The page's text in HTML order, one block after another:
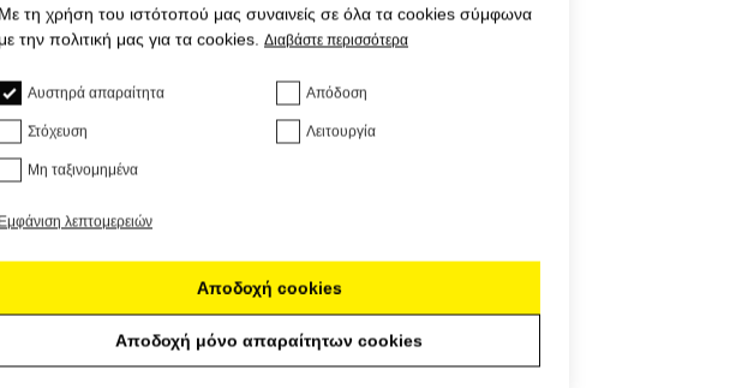
τη χρήση του ιστότοπού μας συναινείς σε όλα τα cookies σύμφωνα
την πολιτική μας για τα cookies. Διαβάστε περισσότερα
Αυστηρά απαραίτητα Απόδοση
Στόχευση Λειτουργία
Μη ταξινομημένα
λεπτομερειών
Αποδοχή cookies
Αποδοχή μόνο απαραίτητων cookies